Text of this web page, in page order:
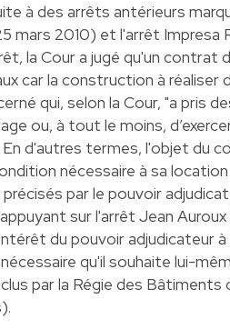
à des arrêts antérieurs
mars 2010) et l'arrêt Impresa
la Cour a jugé qu'un contrat
car la construction à réaliser
qui, selon la Cour, "a pris
ou, à tout le moins,
d'autres termes, l'objet du
nécessaire à sa
par le pouvoir
sur l'arrêt Jean
du pouvoir adjudicateur
qu'il souhaite lui-
par la Régie des